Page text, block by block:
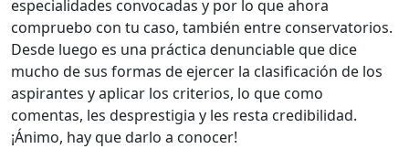
especialidades convocadas y por lo que ahora
compruebo con tu caso, también entre conservatorios.
Desde luego es una práctica denunciable que dice
mucho de sus formas de ejercer la clasificación de los
aspirantes y aplicar los criterios, lo que como
comentas, les desprestigia y les resta credibilidad.
¡Ánimo, hay que darlo a conocer!